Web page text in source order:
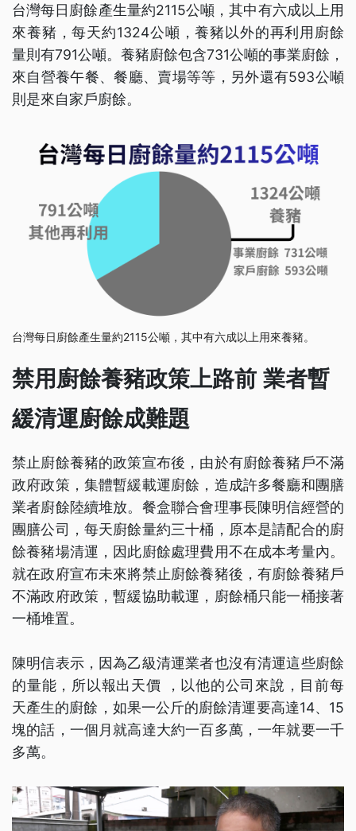
台灣每日廚餘產生量約2115公噸，其中有六成以上用
來養豬，每天約1324公噸，養豬以外的再利用廚餘
量則有791公噸。養豬廚餘包含731公噸的事業廚餘，
來自營養午餐、餐廳、賣場等等，另外還有593公噸
則是來自家戶廚餘。
台灣每日廚餘產生量約2115公噸，其中有六成以上用來養豬。
禁用廚餘養豬政策上路前 業者暫
緩清運廚餘成難題
禁止廚餘養豬的政策宣布後，由於有廚餘養豬戶不滿
政府政策，集體暫緩載運廚餘，造成許多餐廳和團膳
業者廚餘陸續堆放。餐盒聯合會理事長陳明信經營的
團膳公司，每天廚餘量約三十桶，原本是請配合的廚
餘養豬場清運，因此廚餘處理費用不在成本考量內。
就在政府宣布未來將禁止廚餘養豬後，有廚餘養豬戶
不滿政府政策，暫緩協助載運，廚餘桶只能一桶接著
一桶堆置。
陳明信表示，因為乙級清運業者也沒有清運這些廚餘
的量能，所以報出天價 ，以他的公司來說，目前每
天產生的廚餘，如果一公斤的廚餘清運要高達14、15
塊的話，一個月就高達大約一百多萬，一年就要一千
多萬。